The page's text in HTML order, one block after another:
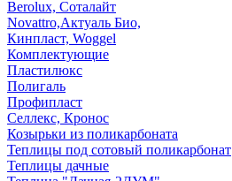
Berolux, Соталайт
Novattro,Актуаль Био,
Кинпласт, Woggel
Комплектующие
Пластилюкс
Полигаль
Профипласт
Селлекс, Кронос
Козырьки из поликарбоната
Теплицы под сотовый поликарбонат
Теплицы дачные